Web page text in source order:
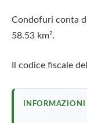
Condofuri conta
58.53 km².
Il codice fiscale